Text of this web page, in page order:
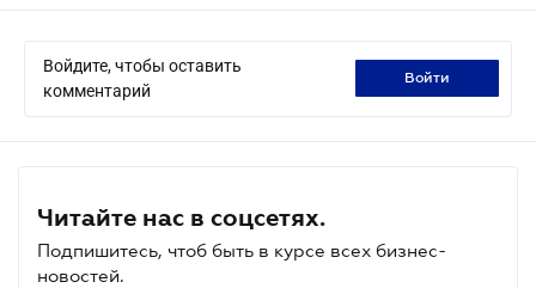
Войдите, чтобы оставить
комментарий
войти
Читайте нас в соцсетях.
Подпишитесь, чтоб быть в курсе всех бизнес-
новостей.